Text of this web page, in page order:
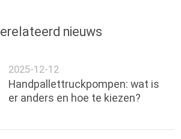
nieuws
2025-12-12
Handpallettruckpompen: wat is
er anders en hoe te kiezen?